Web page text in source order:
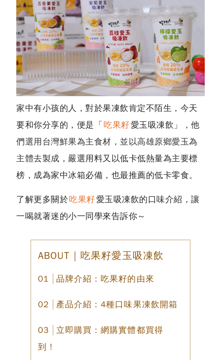
家中有小孩的人，對於果凍飲肯定不陌生，今天
要和你分享的，便是「 吃果籽愛玉吸凍飲」，他
們選用台灣鮮果為主食材，並以高雄原鄉愛玉為
主體去製成 ，嚴選用料又以低卡低熱量為主要標
榜，成為家中冰箱必備，也最推薦的低卡零食。
了解更多關於吃果籽愛玉吸凍飲的口味介紹，讓
一喝就著迷的小一同學來告訴你～
ABOUT｜吃果籽愛玉吸凍飲
品牌介紹：吃果籽的由來
產品介紹：4種口味果凍飲開箱
立即購買：網購實體都買得
到！